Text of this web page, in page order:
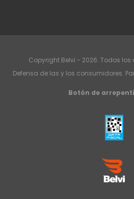
Copyright Belvi - 2026. Todos
Defensa de las y los consumidores.
Botón de